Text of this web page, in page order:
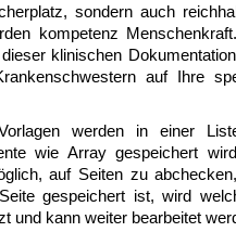
sondern auch
kompetenz
klinischen
auf Ihre
werden in einer
wie Array gespeichert
auf Seiten zu
gespeichert ist, wird
und kann weiter bearbeitet